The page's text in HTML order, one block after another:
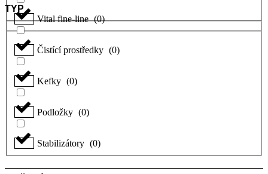
Vital fine-line (0)
TYP
Čistící prostředky (0)
Kefky (0)
Podložky (0)
Stabilizátory (0)